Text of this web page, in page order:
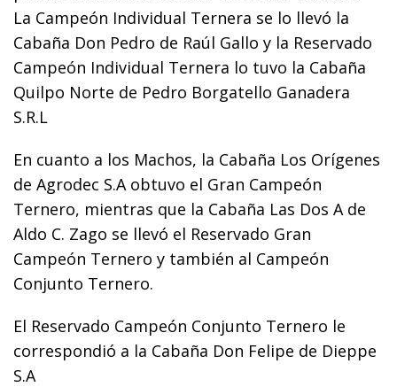
La Campeón Individual Ternera se lo llevó la
Cabaña Don Pedro de Raúl Gallo y la Reservado
Campeón Individual Ternera lo tuvo la Cabaña
Quilpo Norte de Pedro Borgatello Ganadera
S.R.L
En cuanto a los Machos, la Cabaña Los Orígenes
de Agrodec S.A obtuvo el Gran Campeón
Ternero, mientras que la Cabaña Las Dos A de
Aldo C. Zago se llevó el Reservado Gran
Campeón Ternero y también al Campeón
Conjunto Ternero.
El Reservado Campeón Conjunto Ternero le
correspondió a la Cabaña Don Felipe de Dieppe
S.A